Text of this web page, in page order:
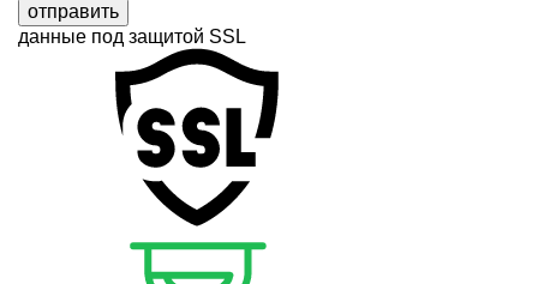
отправить
данные под защитой SSL